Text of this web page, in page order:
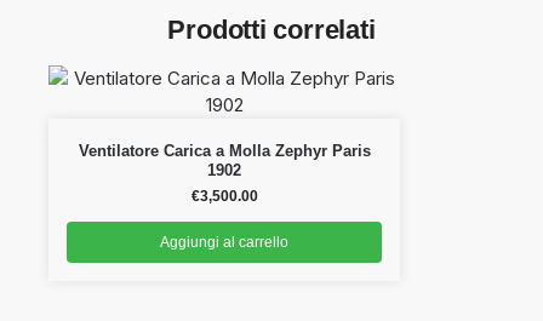
Prodotti correlati
Ventilatore Carica a Molla Zephyr Paris
1902
€3,500.00
Aggiungi al carrello